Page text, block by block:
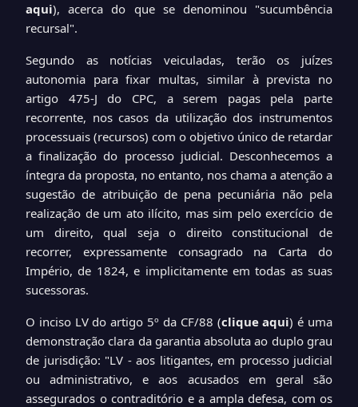
aqui), acerca do que se denominou "sucumbência
recursal".
Segundo as notícias veiculadas, terão os juízes
autonomia para fixar multas, similar à prevista no
artigo 475-J do CPC, a serem pagas pela parte
recorrente, nos casos da utilização dos instrumentos
processuais (recursos) com o objetivo único de retardar
a finalização do processo judicial. Desconhecemos a
íntegra da proposta, no entanto, nos chama a atenção a
sugestão de atribuição de pena pecuniária não pela
realização de um ato ilícito, mas sim pelo exercício de
um direito, qual seja o direito constitucional de
recorrer, expressamente consagrado na Carta do
Império, de 1824, e implicitamente em todas as suas
sucessoras.
O inciso LV do artigo 5º da CF/88 (clique aqui) é uma
demonstração clara da garantia absoluta ao duplo grau
de jurisdição: "LV - aos litigantes, em processo judicial
ou administrativo, e aos acusados em geral são
assegurados o contraditório e a ampla defesa, com os